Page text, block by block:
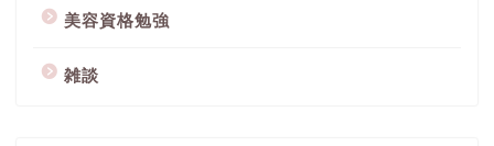
美容資格勉強
雑談